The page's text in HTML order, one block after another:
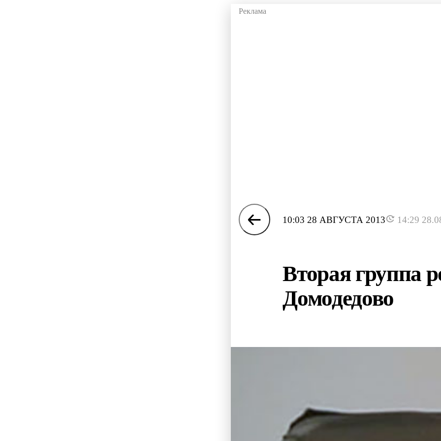
10:03 28 АВГУСТА 2013 14:29
Вторая группа
Домодедово